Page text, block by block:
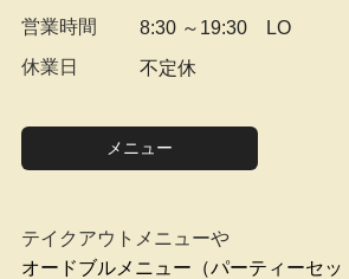
営業時間
8:30 ～19:30 LO
休業日
不定休
メニュー
テイクアウトメニューや
オードブルメニュー（パーティーセッ